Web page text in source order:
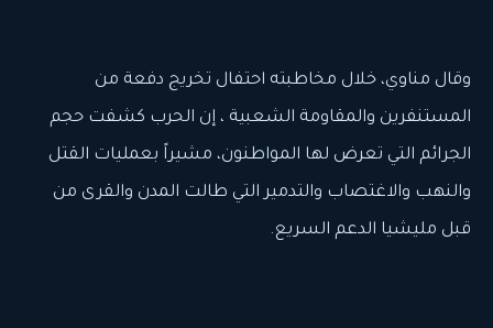
وقال مناوي، خلال مخاطبته احتفال تخريج دفعة من
المستنفرين والمقاومة الشعبية ، إن الحرب كشفت حجم
الجرائم التي تعرض لها المواطنون، مشيراً بعمليات القتل
والنهب والاغتصاب والتدمير التي طالت المدن والقرى من
قبل مليشيا الدعم السريع.